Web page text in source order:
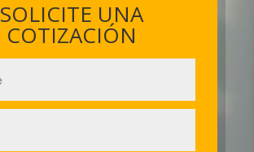
SOLICITE UNA
COTIZACIÓN